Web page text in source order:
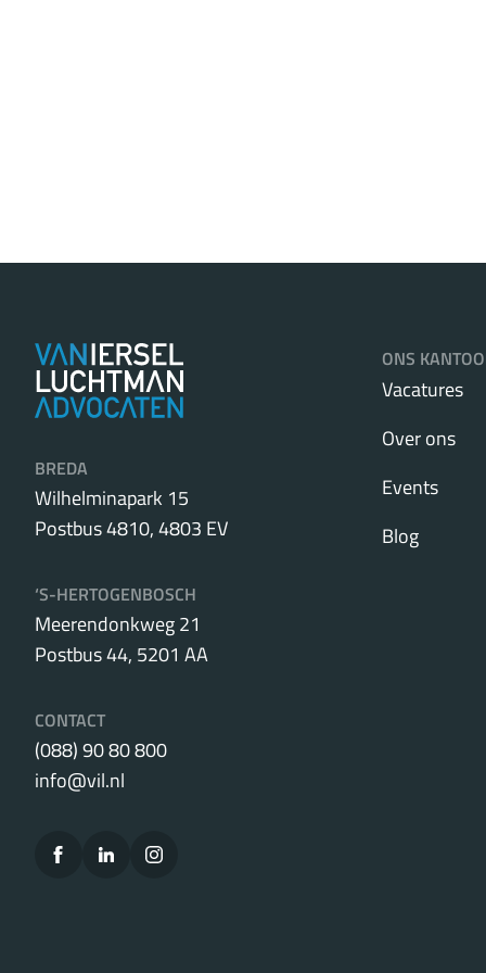
BREDA
Wilhelminapark 15
Postbus 4810, 4803 EV
‘S-HERTOGENBOSCH
Meerendonkweg 21
Postbus 44, 5201 AA
CONTACT
(088) 90 80 800
info@vil.nl
ONS
Vacatures
Over ons
Events
Blog